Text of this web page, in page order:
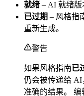
就绪 – AI 就绪版
已过期 – 风格指
重新生成。
警告
如果风格指南已
仍会被传递给
准确的结果。